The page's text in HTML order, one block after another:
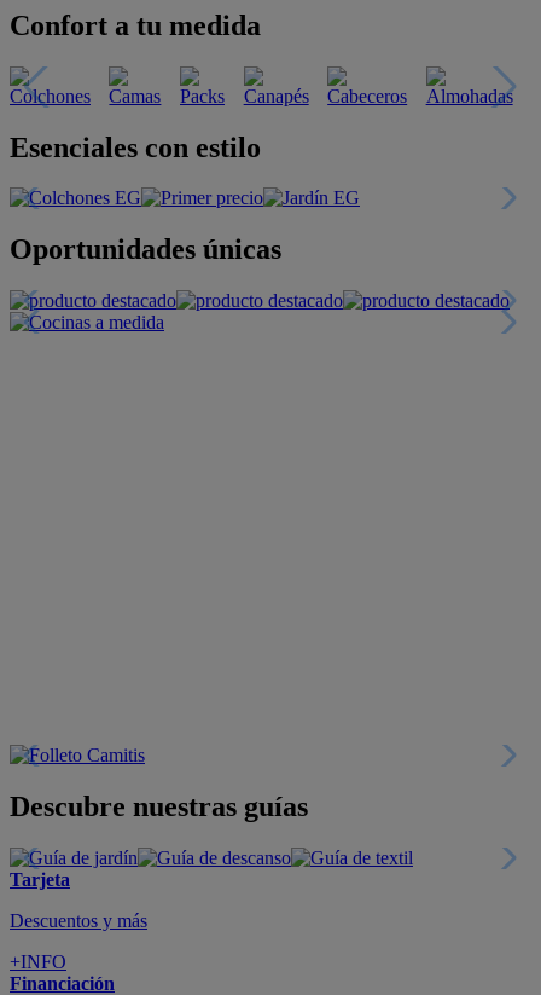
Confort a tu medida
Esenciales con estilo
Oportunidades únicas
Descubre nuestras guías
Tarjeta
Descuentos y más
+INFO
Financiación